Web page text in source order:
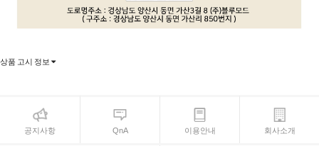
상품 고시 정보
공지사항 QnA 이용안내 회사소개